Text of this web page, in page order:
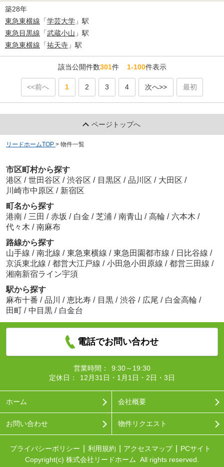
築28年
東急東横線 「学芸大学 」駅
東急目黒線 「武蔵小山 」駅
東急東横線 「祐天寺 」駅
該当公開件数301件1-100件表示
<<前へ 1 2 3 4 次へ>> 最初
ページトップへ
リードホームTOP > 物件一覧
市区町村から探す
港区 / 世田谷区 / 渋谷区 / 目黒区 / 品川区 / 大田区 /
川崎市中原区 / 新宿区
町名から探す
港南 / 三田 / 赤坂 / 白金 / 芝浦 / 南青山 / 高輪 / 六本木 /
代々木 / 南麻布
路線から探す
山手線 / 南北線 / 東急東横線 / 東急田園都市線 / 日比谷線 /
京浜東北線 / 都営大江戸線 / 小田急小田原線 / 都営三田線 /
湘南新宿ライン宇須
駅から探す
麻布十番 / 品川 / 恵比寿 / 目黒 / 渋谷 / 広尾 / 白金高輪 /
田町 / 中目黒 / 白金台
電話でお問い合わせ
営業時間：
9:30～19:30
定休日：
12月31日・1月1日・2日・3日
ホーム 会社概要
お問い合わせ 物件リクエスト
プライバシーポリシー 利用規約 アクセスマップ
PCサイト
Copyright(c) 株式会社リードホーム All rights reserved.